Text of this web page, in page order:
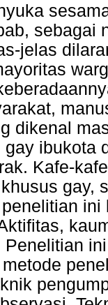
sebagai
jelas
dikenal
gay ibukota
Kafe-
gay,
Penelitian